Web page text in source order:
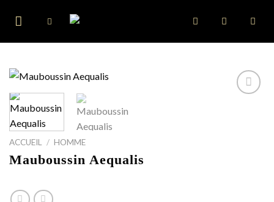
ACCUEIL / HOMME
Mauboussin Aequalis